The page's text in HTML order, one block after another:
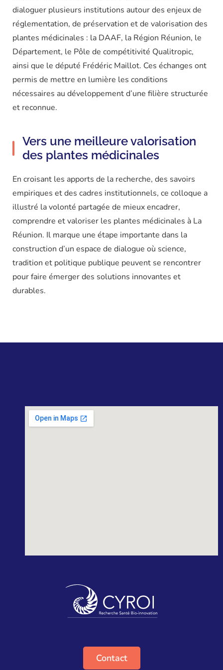
dialoguer plusieurs institutions autour des enjeux de
réglementation, de préservation et de valorisation des
plantes médicinales : la DAAF, la Région Réunion, le
Département, le Pôle de compétitivité Qualitropic,
ainsi que le député Frédéric Maillot. Ces échanges ont
permis de mettre en lumière les conditions
nécessaires au développement d’une filière structurée
et reconnue.
Vers une meilleure valorisation
des plantes médicinales
En croisant les apports de la recherche, des savoirs
empiriques et des cadres institutionnels, ce colloque a
illustré la volonté partagée de mieux encadrer,
comprendre et valoriser les plantes médicinales à La
Réunion. Il marque une étape importante dans la
construction d’un espace de dialogue où science,
tradition et politique publique peuvent se rencontrer
pour faire émerger des solutions innovantes et
durables.
Contact